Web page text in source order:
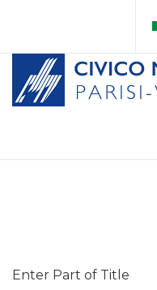
Enter Part of Title